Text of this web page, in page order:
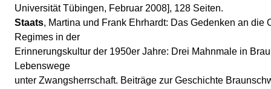
Universität Tübingen, Februar 2008], 128 Seiten.
Staats, Martina und Frank Ehrhardt: Das Gedenken an die
Regimes in der
Erinnerungskultur der 1950er Jahre: Drei Mahnmale in
Lebenswege
unter Zwangsherrschaft. Beiträge zur Geschichte